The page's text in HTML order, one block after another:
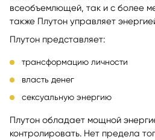
всеобъемлющей, так и с более
также Плутон управляет
Плутон представляет:
трансформацию личности
власть денег
сексуальную энергию
Плутон обладает мощной
контролировать. Нет предела